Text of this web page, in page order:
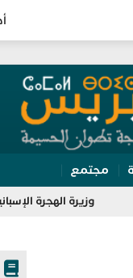
مجتمع
الإسبانية: لولا